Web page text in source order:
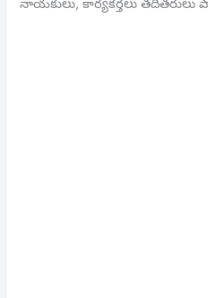
నాయకులు, కార్యకర్తలు తదితరులు